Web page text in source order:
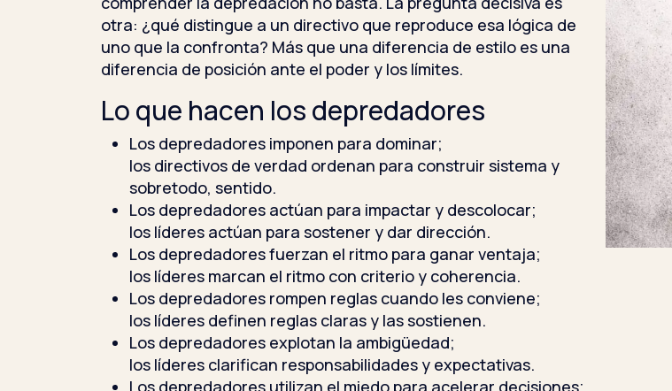
otra: ¿qué distingue a un directivo que reproduce esa lógica de
uno que la confronta? Más que una diferencia de estilo es una
diferencia de posición ante el poder y los límites.
Lo que hacen los depredadores
Los depredadores imponen para dominar;
los directivos de verdad ordenan para construir sistema y
sobretodo, sentido.
Los depredadores actúan para impactar y descolocar;
los líderes actúan para sostener y dar dirección.
Los depredadores fuerzan el ritmo para ganar ventaja;
los líderes marcan el ritmo con criterio y coherencia.
Los depredadores rompen reglas cuando les conviene;
los líderes definen reglas claras y las sostienen.
Los depredadores explotan la ambigüedad;
los líderes clarifican responsabilidades y expectativas.
Los depredadores utilizan el miedo para acelerar decisiones;